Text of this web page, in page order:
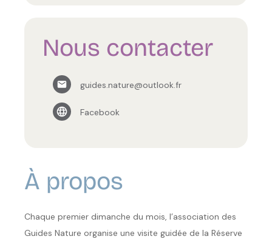
Nous contacter
guides.nature@outlook.fr
Facebook
À propos
Chaque premier dimanche du mois, l’association des
Guides Nature organise une visite guidée de la Réserve